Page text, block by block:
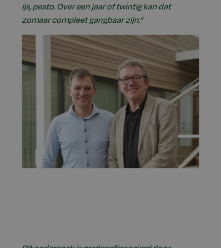
ijs, pesto. Over een jaar of twintig kan dat
zomaar compleet gangbaar zijn.”